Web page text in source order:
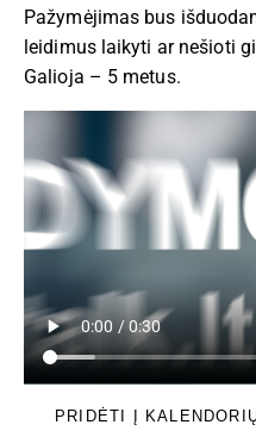
Pažymėjimas bus
leidimus laikyti ar nešioti
Galioja – 5 metus.
PRIDĖTI Į